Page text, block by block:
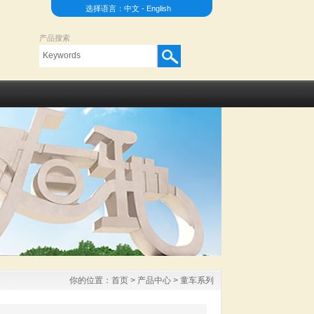
选择语言： 中文- English
产品搜索
你的位置： 首页 > 产品中心 > 童车系列